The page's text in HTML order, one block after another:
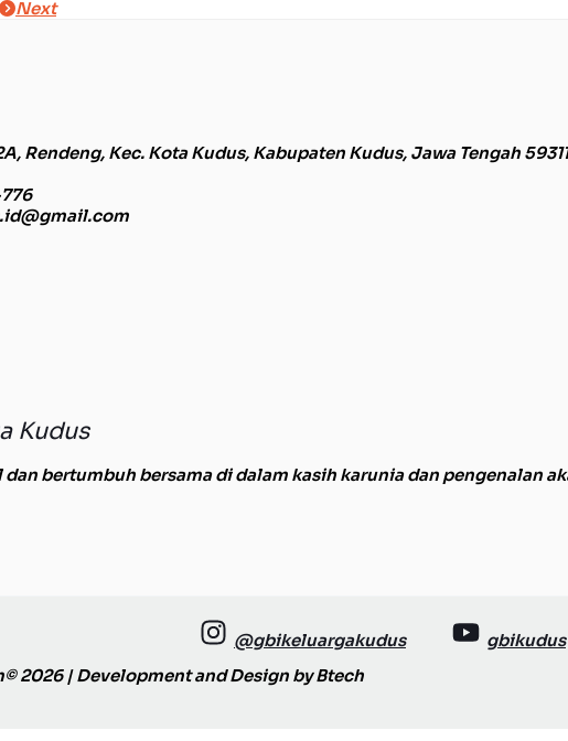
Next
Rendeng, Kec. Kota Kudus, Kabupaten Kudus, Jawa Tengah 59311
Kudus
bertumbuh bersama di dalam kasih karunia dan pengenalan
@gbikeluargakudus
gbikudus
2026 | Development and Design byBtech